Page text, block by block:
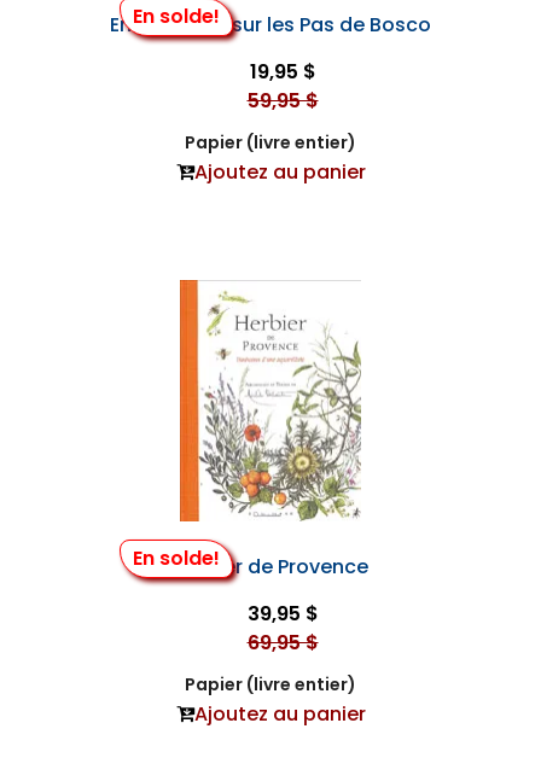
En solde!
En Provence sur les Pas de Bosco
19,95 $
59,95 $
Papier (livre entier)
Ajoutez au panier
En solde!
Herbier de Provence
39,95 $
69,95 $
Papier (livre entier)
Ajoutez au panier